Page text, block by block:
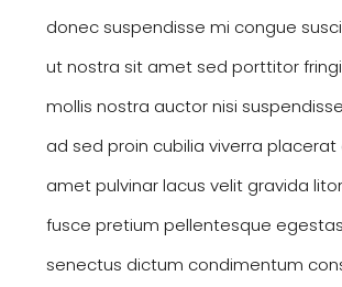
donec suspendisse mi congue
ut nostra sit amet sed porttitor
mollis nostra auctor nisi
ad sed proin cubilia viverra
amet pulvinar lacus velit gravida
fusce pretium pellentesque
senectus dictum condimentum